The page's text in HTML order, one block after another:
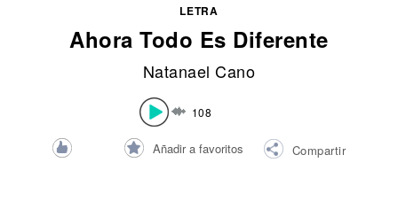
LETRA
Ahora Todo Es Diferente
Natanael Cano
108
Añadir a favoritos Compartir